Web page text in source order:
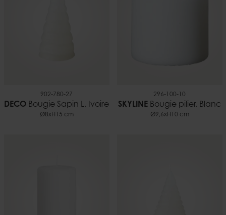
902-780-27
DECO Bougie Sapin L, Ivoire
Ø8xH15 cm
296-100-10
SKYLINE Bougie pilier, Blanc
Ø9,6xH10 cm